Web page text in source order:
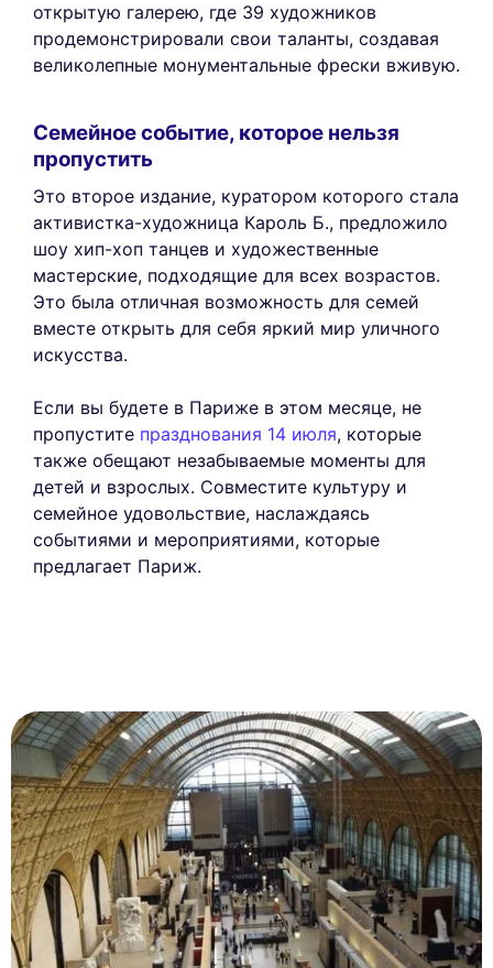
открытую галерею, где 39 художников
продемонстрировали свои таланты, создавая
великолепные монументальные фрески вживую.
Семейное событие, которое нельзя
пропустить
Это второе издание, куратором которого стала
активистка-художница Кароль Б., предложило
шоу хип-хоп танцев и художественные
мастерские, подходящие для всех возрастов.
Это была отличная возможность для семей
вместе открыть для себя яркий мир уличного
искусства.
Если вы будете в Париже в этом месяце, не
пропустите празднования 14 июля, которые
также обещают незабываемые моменты для
детей и взрослых. Совместите культуру и
семейное удовольствие, наслаждаясь
событиями и мероприятиями, которые
предлагает Париж.